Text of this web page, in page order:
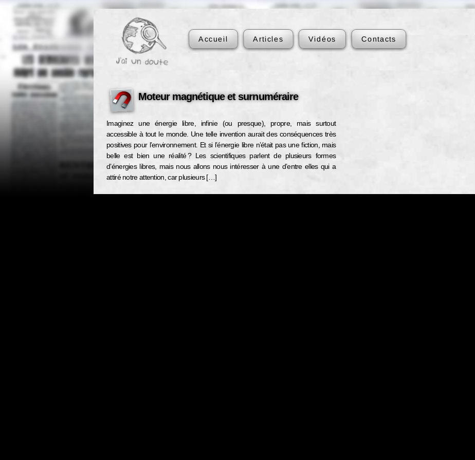
Accueil Articles Vidéos Contacts
Moteur magnétique et surnuméraire
Imaginez une énergie libre, infinie (ou presque), propre, mais surtout
accessible à tout le monde. Une telle invention aurait des conséquences très
positives pour l’environnement. Et si l’énergie libre n’était pas une fiction, mais
belle est bien une réalité ? Les scientifiques parlent de plusieurs formes
d’énergies libres, mais nous allons nous intéresser à une d’entre elles qui a
attiré notre attention, car plusieurs […]